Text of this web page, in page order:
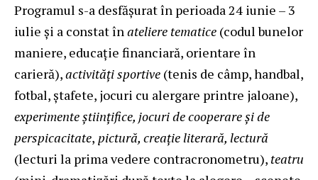
Programul s-a desfășurat în perioada 24 iunie – 3
iulie și a constat în ateliere tematice (codul bunelor
maniere, educație financiară, orientare în
carieră),activități sportive (tenis de câmp, handbal,
fotbal, ștafete, jocuri cu alergare printre jaloane),
experimente științifice, jocuri de cooperare și de
perspicacitate, pictură, creație literară, lectură
(lecturi la prima vedere contracronometru), teatru